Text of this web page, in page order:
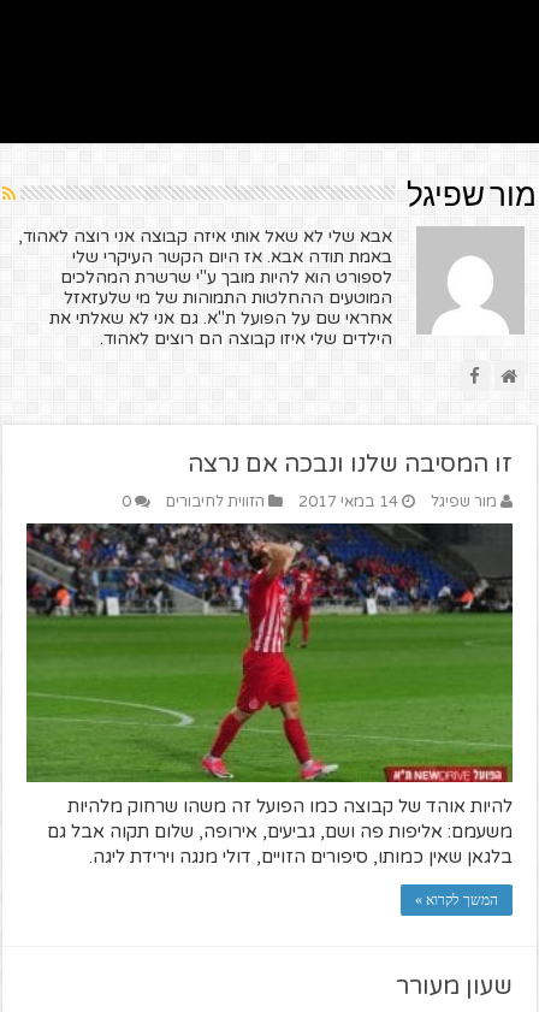
מור שפיגל
אבא שלי לא שאל אותי איזה קבוצה אני רוצה לאהוד,
באמת תודה אבא. אז היום הקשר העיקרי שלי
לספורט הוא להיות מובך ע"י שרשרת המהלכים
המוטעים ההחלטות התמוהות של מי שלעזאזל
אחראי שם על הפועל ת"א. גם אני לא שאלתי את
הילדים שלי איזו קבוצה הם רוצים לאהוד.
זו המסיבה שלנו ונבכה אם נרצה
מור שפיגל 14 במאי 2017 הזווית לחיבורים 0
להיות אוהד של קבוצה כמו הפועל זה משהו שרחוק מלהיות
משעמם: אליפות פה ושם, גביעים, אירופה, שלום תקוה אבל גם
בלגאן שאין כמותו, סיפורים הזויים, דולי מנגה וירידת ליגה.
המשך לקרוא »
שעון מעורר